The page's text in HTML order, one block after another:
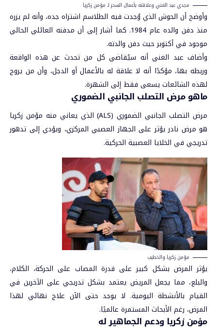
مجدي عبد الغني وعلاقته بأعمال السحر لـ مؤمن زكريا
وأوضح أن الحوش الذي وُجدت فيه الطلاسم اشتراه جده، وأنه لم يزره
منذ دفن والده عام 1984. كما أشار إلى أن مدفنه العائلي الحالي
موجود في أكتوبر حيث دفن والدته.
وأضاف عبد الغني أنه سيُقاضي كل من تحدث عن هذه الواقعة
وربطه بها، مؤكدًا أنه لا علاقة له بالأعمال أو الدجل، وأن من يروج
لهذه الشائعات يسعى فقط إلى الشهرة.
ماهو مرض التصلب الجانبي الضموري
مرض التصلب الجانبي الضموري (ALS) الذي يعاني منه مؤمن زكريا
هو مرض نادر يؤثر على الجهاز العصبي المركزي، ويؤدي إلى تدهور
تدريجي في الخلايا العصبية الحركية.
مؤمن زكريا والخطيب
يؤثر المرض بشكل كبير على قدرة المصاب على الحركة، الكلام،
والبلع، مما يجعل المريض يعتمد بشكل تدريجي على الآخرين في
القيام بالأنشطة اليومية. لا يوجد حتى الآن علاج نهائي لهذا
المرض، رغم الأبحاث المستمرة عالميًا.
مؤمن زكريا ودعم الجماهير له